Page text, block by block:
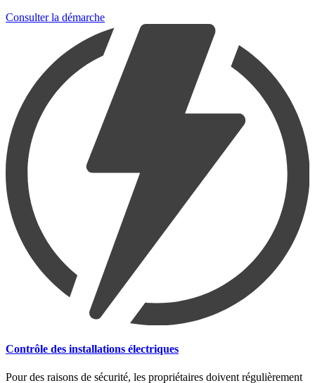
Consulter la démarche
Contrôle des installations électriques
Pour des raisons de sécurité, les propriétaires doivent régulièrement